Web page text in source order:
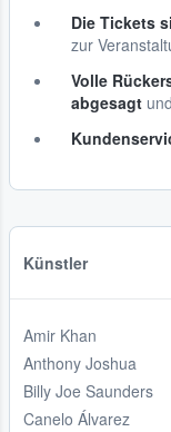
Die Tickets
zur
Volle
abgesagt
Künstler
Amir Khan
Anthony Joshua
Billy Joe Saunders
Canelo Álvarez